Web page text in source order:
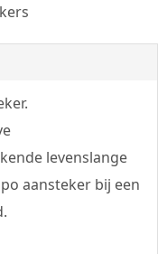
levenslange
aansteker bij een